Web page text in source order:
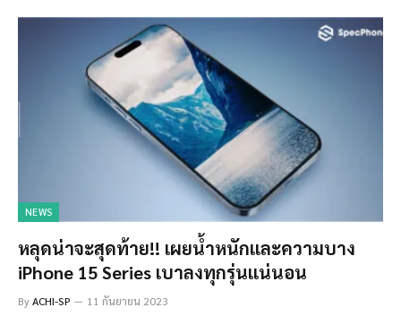
NEWS
หลุดน่าจะสุดท้าย!! เผยน้ำหนักและความบาง
iPhone 15 Series เบาลงทุกรุ่นแน่นอน
ByACHI-SP 11 กันยายน 2023